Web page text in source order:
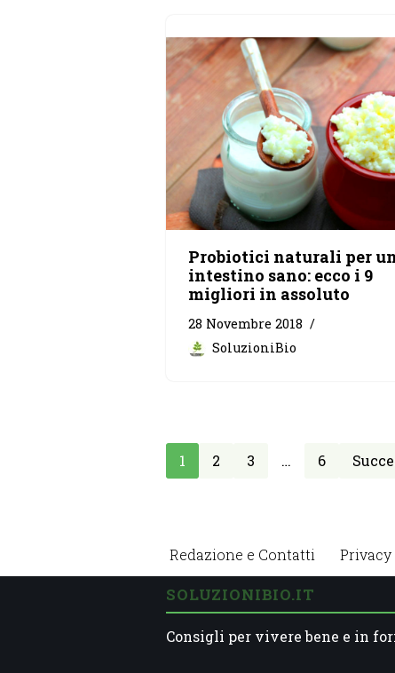
Probiotici naturali per
intestino sano: ecco i 9
migliori in assoluto
28 Novembre 2018
SoluzioniBio
1 2 3 … 6
Redazione e Contatti
SOLUZIONIBIO.IT
Consigli per vivere bene e in